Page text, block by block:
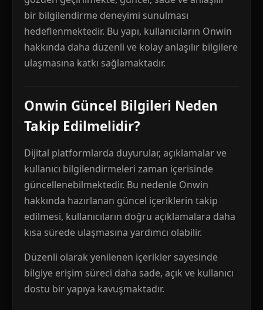
bir bilgilendirme deneyimi sunulması
hedeflenmektedir. Bu yapı, kullanıcıların Onwin
hakkında daha düzenli ve kolay anlaşılır bilgilere
ulaşmasına katkı sağlamaktadır.
Onwin Güncel Bilgileri Neden
Takip Edilmelidir?
Dijital platformlarda duyurular, açıklamalar ve
kullanıcı bilgilendirmeleri zaman içerisinde
güncellenebilmektedir. Bu nedenle Onwin
hakkında hazırlanan güncel içeriklerin takip
edilmesi, kullanıcıların doğru açıklamalara daha
kısa sürede ulaşmasına yardımcı olabilir.
Düzenli olarak yenilenen içerikler sayesinde
bilgiye erişim süreci daha sade, açık ve kullanıcı
dostu bir yapıya kavuşmaktadır.